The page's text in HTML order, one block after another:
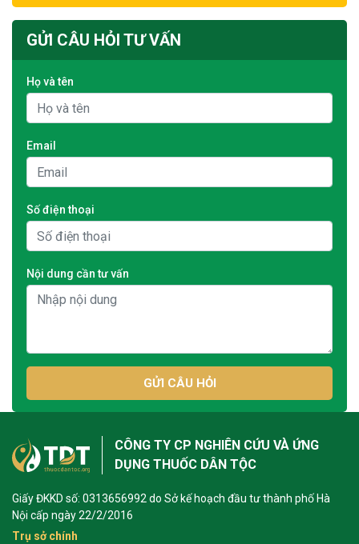
GỬI CÂU HỎI TƯ VẤN
Họ và tên
Email
Số điện thoại
Nội dung cần tư vấn
GỬI CÂU HỎI
CÔNG TY CP NGHIÊN CỨU VÀ ỨNG
DỤNG THUỐC DÂN TỘC
Giấy ĐKKD số: 0313656992 do Sở kế hoạch đầu tư thành phố Hà
Nội cấp ngày 22/2/2016
Trụ sở chính